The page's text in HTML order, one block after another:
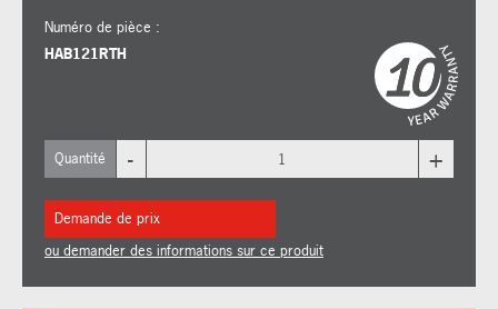
Numéro de pièce :
HAB121RTH
Quantité - +
Demande de prix
ou demander des informations sur ce produit